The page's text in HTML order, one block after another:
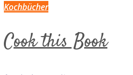
Kochbücher
Cook this Book